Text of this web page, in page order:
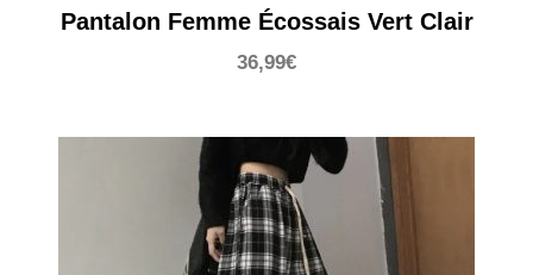
Pantalon Femme Écossais Vert Clair
36,99€